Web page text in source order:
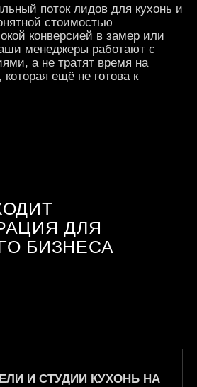
поток лидов для кухонь и
стоимостью
конверсией в замер или
менеджеры работают с
а не тратят время на
которая ещё не готова к
ДЛЯ
БИЗНЕСА
И СТУДИИ КУХОНЬ НА